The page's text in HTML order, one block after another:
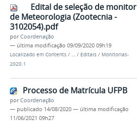
Edital de seleção de monitor
de Meteorologia (Zootecnia -
3102054).pdf
porCoordenação
— última modificação 09/09/2020 09h19
Localizado em Contents / … / Editais / Monitorias-
2020.1
Processo de Matrícula UFPB
porCoordenação
— publicado 14/08/2020 — última modificação
11/06/2021 09h27